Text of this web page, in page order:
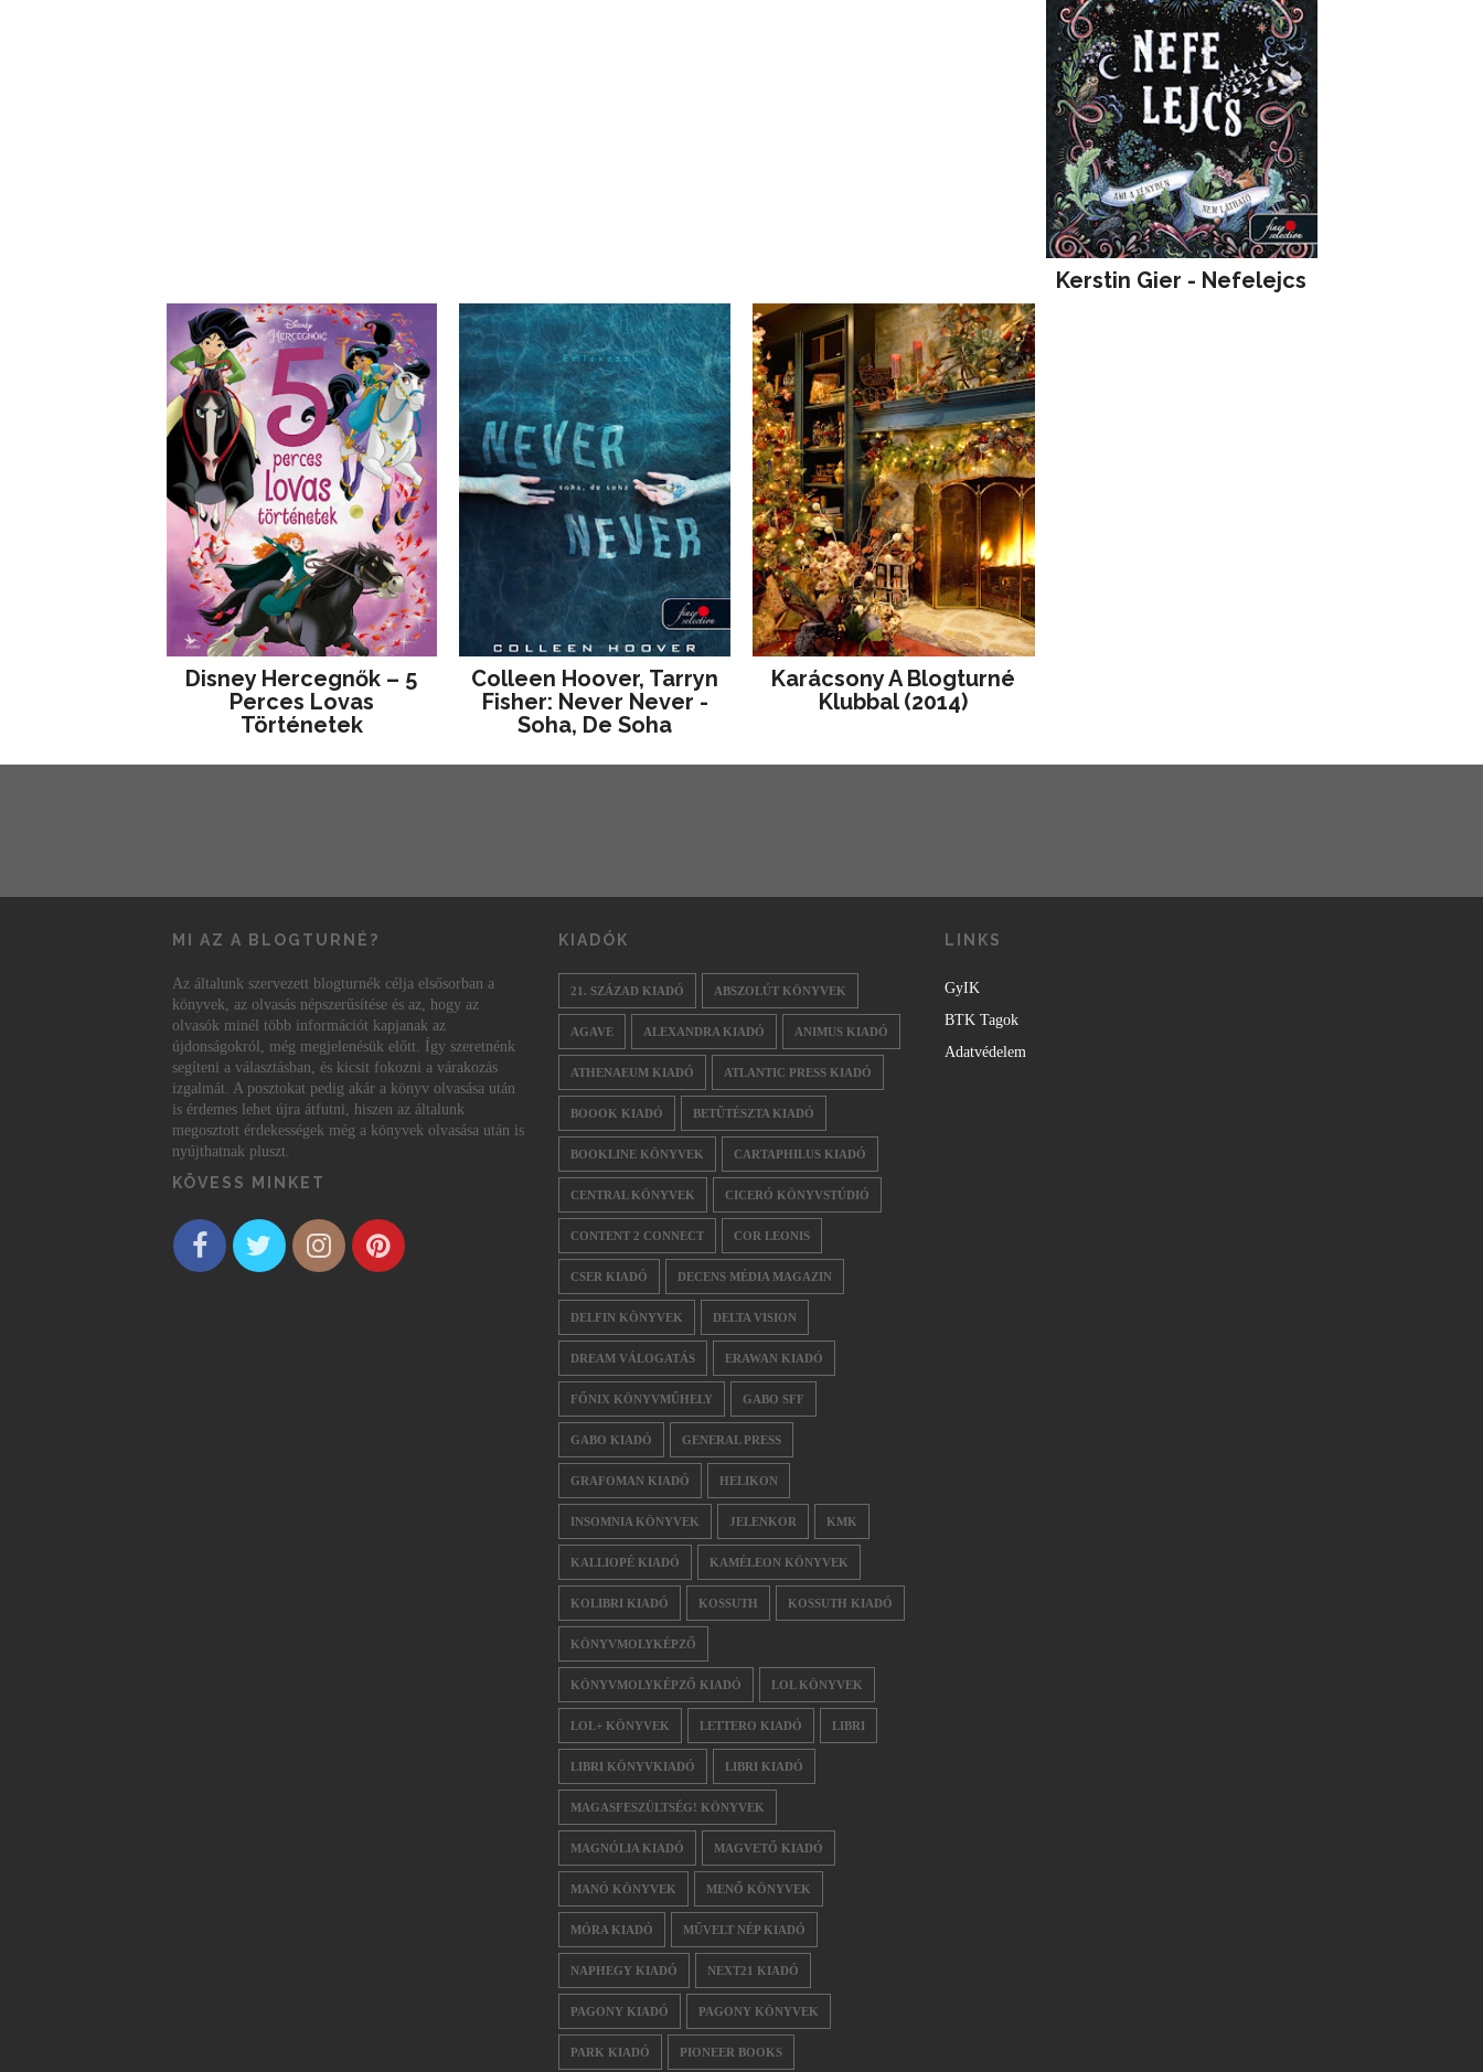
Kerstin Gier - Nefelejcs
Disney ​Hercegnők – 5
Perces Lovas
Történetek
Colleen Hoover, Tarryn
Fisher: Never Never -
Soha, De Soha
Karácsony A Blogturné
Klubbal (2014)
MI AZ A BLOGTURNÉ?
Az általunk szervezett blogturnék célja elsősorban a
könyvek, az olvasás népszerűsítése és az, hogy az
olvasók minél több információt kapjanak az
újdonságokról, még megjelenésük előtt. Így szeretnénk
segíteni a választásban, és kicsit fokozni a várakozás
izgalmát. A posztokat pedig akár a könyv olvasása után
is érdemes lehet újra átfutni, hiszen az általunk
megosztott érdekességek még a könyvek olvasása után is
nyújthatnak pluszt.
KÖVESS MINKET
KIADÓK
21. SZÁZAD KIADÓ ABSZOLÚT KÖNYVEK
AGAVE ALEXANDRA KIADÓ ANIMUS KIADÓ
ATHENAEUM KIADÓ ATLANTIC PRESS KIADÓ
BOOOK KIADÓ BETŰTÉSZTA KIADÓ
BOOKLINE KÖNYVEK CARTAPHILUS KIADÓ
CENTRAL KÖNYVEK CICERÓ KÖNYVSTÚDIÓ
CONTENT 2 CONNECT COR LEONIS
CSER KIADÓ DECENS MÉDIA MAGAZIN
DELFIN KÖNYVEK DELTA VISION
DREAM VÁLOGATÁS ERAWAN KIADÓ
FŐNIX KÖNYVMŰHELY GABO SFF
GABO KIADÓ GENERAL PRESS
GRAFOMAN KIADÓ HELIKON
INSOMNIA KÖNYVEK JELENKOR KMK
KALLIOPÉ KIADÓ KAMÉLEON KÖNYVEK
KOLIBRI KIADÓ KOSSUTH KOSSUTH KIADÓ
KÖNYVMOLYKÉPZŐ
KÖNYVMOLYKÉPZŐ KIADÓ LOL KÖNYVEK
LOL+ KÖNYVEK LETTERO KIADÓ LIBRI
LIBRI KÖNYVKIADÓ LIBRI KIADÓ
MAGASFESZÜLTSÉG! KÖNYVEK
MAGNÓLIA KIADÓ MAGVETŐ KIADÓ
MANÓ KÖNYVEK MENŐ KÖNYVEK
MÓRA KIADÓ MŰVELT NÉP KIADÓ
NAPHEGY KIADÓ NEXT21 KIADÓ
PAGONY KIADÓ PAGONY KÖNYVEK
PARK KIADÓ PIONEER BOOKS
LINKS
GyIK
BTK Tagok
Adatvédelem